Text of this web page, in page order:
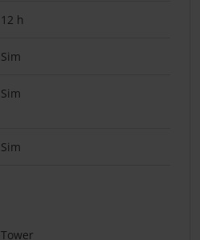
12 h
Sim
Sim
Sim
Tower